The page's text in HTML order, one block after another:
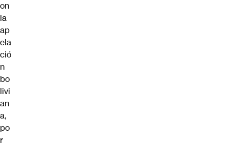
on
la
ap
ela
ció
n
bo
livi
an
a,
po
r